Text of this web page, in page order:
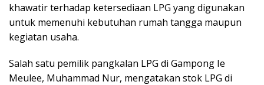
khawatir terhadap ketersediaan LPG yang digunakan
untuk memenuhi kebutuhan rumah tangga maupun
kegiatan usaha.
Salah satu pemilik pangkalan LPG di Gampong Ie
Meulee, Muhammad Nur, mengatakan stok LPG di